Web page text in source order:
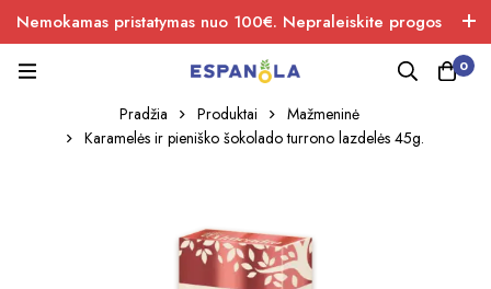
Nemokamas pristatymas nuo 100€. Nepraleiskite progos
įsigiti naujos produkcijos.
0
Pradžia Produktai
Mažmeninė
Karamelės ir pieniško šokolado turrono lazdelės 45g.